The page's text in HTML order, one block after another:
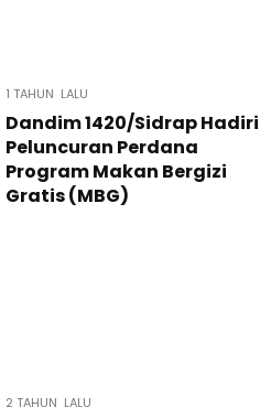
1 TAHUN LALU
Dandim 1420/Sidrap Hadiri
Peluncuran Perdana
Program Makan Bergizi
Gratis (MBG)
2 TAHUN LALU